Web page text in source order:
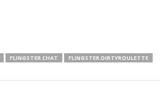
FLINGSTER CHAT
FLINGSTER DIRTYROULETTE